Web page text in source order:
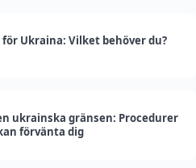
Ukraina: Vilket behöver du?
ukrainska gränsen: Procedurer
förvänta dig